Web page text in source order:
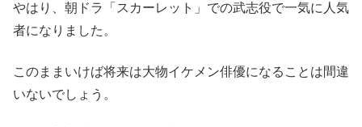
やはり、朝ドラ「スカーレット」での武志役で一気に人気
者になりました。
このままいけば将来は大物イケメン俳優になることは間違
いないでしょう。